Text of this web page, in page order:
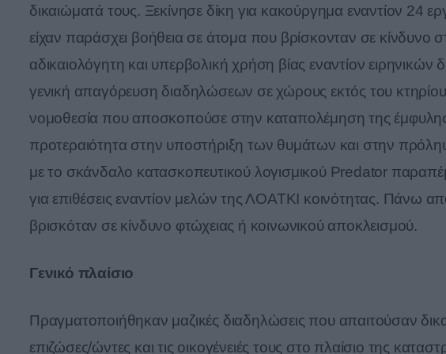
δικαιώματά τους. Ξεκίνησε δίκη για κακούργημα εναντίον 24
είχαν παράσχει βοήθεια σε άτομα που βρίσκονταν σε κίνδυνο
αδικαιολόγητη και υπερβολική χρήση βίας εναντίον
γενική απαγόρευση διαδηλώσεων σε χώρους εκτός του
νομοθεσία που αποσκοπούσε στην καταπολέμηση της έμφυλης
προτεραιότητα στην υποστήριξη των θυμάτων και στην
με το σκάνδαλο κατασκοπευτικού λογισμικού Predator
για επιθέσεις εναντίον μελών της ΛΟΑΤΚΙ κοινότητας. Πάνω
βρισκόταν σε κίνδυνο φτώχειας ή κοινωνικού αποκλεισμού.
Γενικό πλαίσιο
Πραγματοποιήθηκαν μαζικές διαδηλώσεις που απαιτούσαν
επιζώσες/ώντες και τις οικογένειές τους στο πλαίσιο της